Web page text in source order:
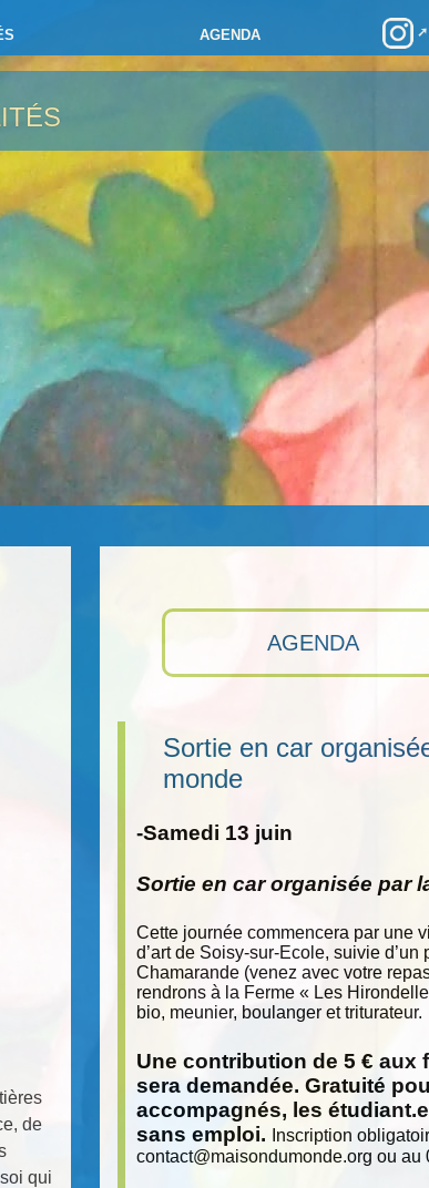
AGENDA
AGENDA
Sortie en car
monde
-Samedi 13 juin
Sortie en car organisée par
Cette journée commencera par une
d’art de Soisy-sur-Ecole, suivie
Chamarande (venez avec votre
rendrons à la Ferme « Les
bio, meunier, boulanger et triturateur.
Une contribution de 5 € aux
sera demandée. Gratuité
accompagnés, les
sans emploi.
Inscription
contact@maisondumonde.org ou au
de
qui